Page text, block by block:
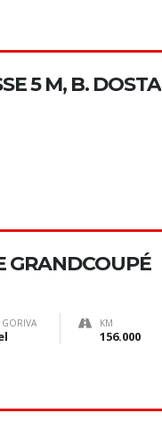
5 M, B. DOSTA
GRANDCOUPÉ
GORIVA KM
156.000